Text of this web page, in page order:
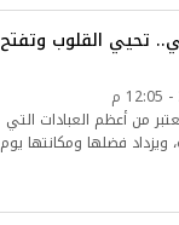
تحيي القلوب وتفتح
من أعظم العبادات التي
ويزداد فضلها ومكانتها يوم